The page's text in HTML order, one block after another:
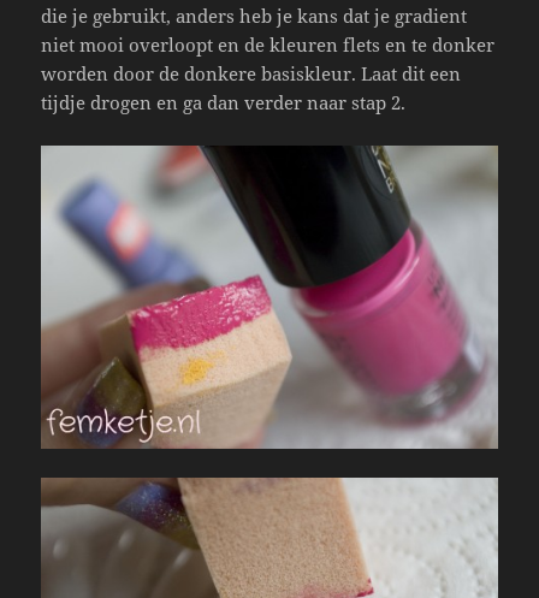
die je gebruikt, anders heb je kans dat je gradient
niet mooi overloopt en de kleuren flets en te donker
worden door de donkere basiskleur. Laat dit een
tijdje drogen en ga dan verder naar stap 2.